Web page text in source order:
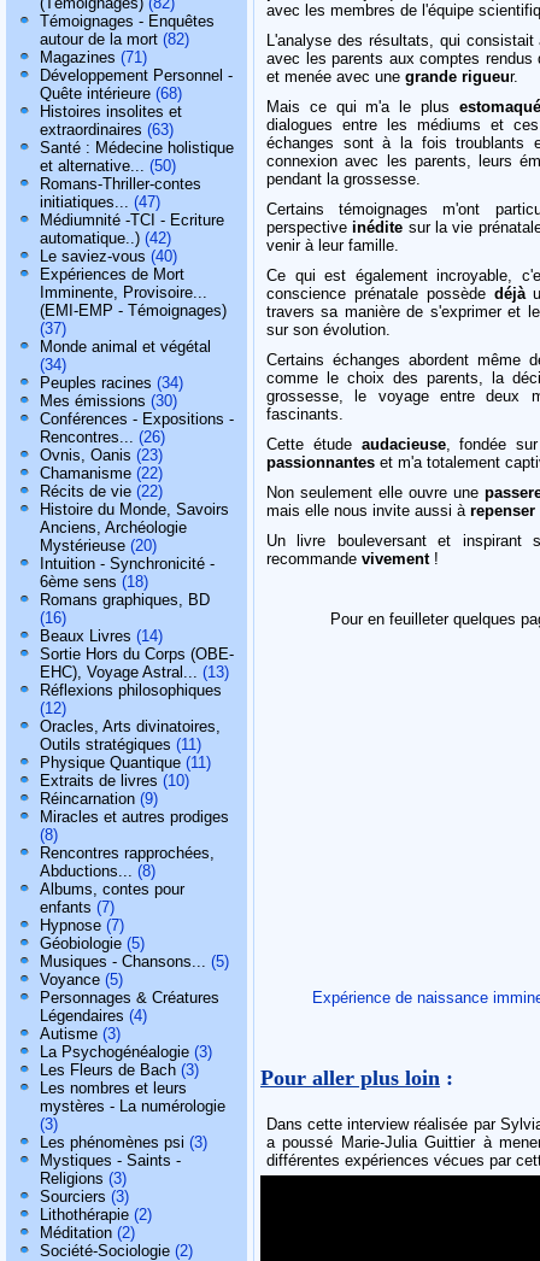
Témoignages - Enquêtes
autour de la mort (82)
Magazines (71)
Développement Personnel -
Quête intérieure (68)
Histoires insolites et
extraordinaires (63)
Santé : Médecine holistique
et alternative... (50)
Romans-Thriller-contes
initiatiques... (47)
Médiumnité -TCI - Ecriture
automatique..) (42)
Le saviez-vous (40)
Expériences de Mort
Imminente, Provisoire...
(EMI-EMP - Témoignages)
(37)
Monde animal et végétal
(34)
Peuples racines (34)
Mes émissions (30)
Conférences - Expositions -
Rencontres... (26)
Ovnis, Oanis (23)
Chamanisme (22)
Récits de vie (22)
Histoire du Monde, Savoirs
Anciens, Archéologie
Mystérieuse (20)
Intuition - Synchronicité -
6ème sens (18)
Romans graphiques, BD
(16)
Beaux Livres (14)
Sortie Hors du Corps (OBE-
EHC), Voyage Astral... (13)
Réflexions philosophiques
(12)
Oracles, Arts divinatoires,
Outils stratégiques (11)
Physique Quantique (11)
Extraits de livres (10)
Réincarnation (9)
Miracles et autres prodiges
(8)
Rencontres rapprochées,
Abductions... (8)
Albums, contes pour
enfants (7)
Hypnose (7)
Géobiologie (5)
Musiques - Chansons... (5)
Voyance (5)
Personnages & Créatures
Légendaires (4)
Autisme (3)
La Psychogénéalogie (3)
Les Fleurs de Bach (3)
Les nombres et leurs
mystères - La numérologie
(3)
Les phénomènes psi (3)
Mystiques - Saints -
Religions (3)
Sourciers (3)
Lithothérapie (2)
Méditation (2)
Société-Sociologie (2)
avec les membres de l'équipe
L'analyse des résultats, qui
avec les parents aux comptes
et menée avec une grande rigueur.
Mais ce qui m'a le plus
dialogues entre les médiums et
échanges sont à la fois troublants
connexion avec les parents, leurs
pendant la grossesse.
Certains témoignages m'ont
perspectiveinédite sur la vie
venir à leur famille.
Ce qui est également incroyable,
conscience prénatale possède déjà
travers sa manière de s'exprimer et
sur son évolution.
Certains échanges abordent même
comme le choix des parents, la
grossesse, le voyage entre deux
fascinants.
Cette étude audacieuse, fondée
passionnantes et m'a totalement
Non seulement elle ouvre une
mais elle nous invite aussi à repenser
Un livre bouleversant et
recommande vivement!
Pour en feuilleter quelques
Expérience de naissance
Pour aller plus loin :
Dans cette interview réalisée par
a poussé Marie-Julia Guittier à
différentes expériences vécues par